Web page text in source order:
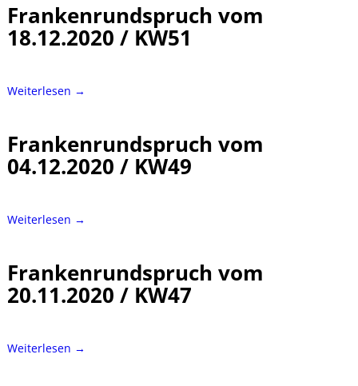
Frankenrundspruch vom
18.12.2020 / KW51
Weiterlesen →
Frankenrundspruch vom
04.12.2020 / KW49
Weiterlesen →
Frankenrundspruch vom
20.11.2020 / KW47
Weiterlesen →